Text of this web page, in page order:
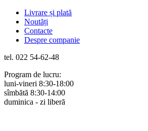
Livrare și plată
Noutăți
Contacte
Despre companie
tel. 022 54-62-48
Program de lucru:
luni-vineri 8:30-18:00
sîmbătă 8:30-14:00
duminica - zi liberă